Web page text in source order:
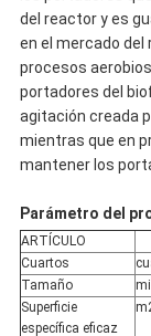
del reactor y es
en el mercado del
procesos
portadores del
agitación creada
mientras que en
mantener los
Parámetro del
ARTÍCULO
Cuartos
Tamaño
Superficie
específica eficaz